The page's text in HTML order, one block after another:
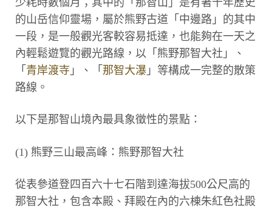
少耗時數個月；其中的「那智山」是有著千年歷史
的山岳信仰靈場，屬於熊野古道「中邊路」的其中
一段，是一般觀光客較容易抵達，也能夠在一天之
內輕鬆遊覽的觀光路線，以「熊野那智大社」、
「 青岸渡寺 」、「 那智大瀑 」等構成一完整的散策
路線。
以下是那智山境內最具象徵性的景點：
(1) 熊野三山最高峰：熊野那智大社
從表參道登四百六十七石階到達海拔500公尺高的
那智大社，包含本殿、拜殿在內的六棟朱紅色社殿